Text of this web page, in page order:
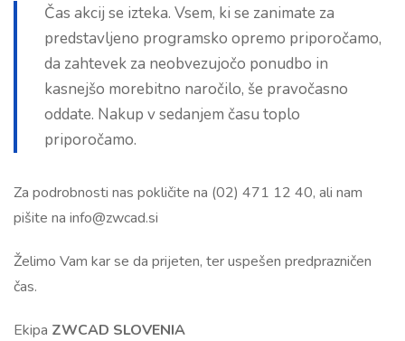
Čas akcij se izteka. Vsem, ki se zanimate za
predstavljeno programsko opremo priporočamo,
da zahtevek za neobvezujočo ponudbo in
kasnejšo morebitno naročilo, še pravočasno
oddate. Nakup v sedanjem času toplo
priporočamo.
Za podrobnosti nas pokličite na (02) 471 12 40, ali nam
pišite na info@zwcad.si
Želimo Vam kar se da prijeten, ter uspešen predprazničen
čas.
Ekipa ZWCAD SLOVENIA